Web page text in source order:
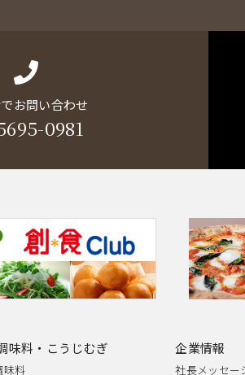
お問い合わせ
0981
味料・こうじむぎ
味料
企業情報
社長メッセー